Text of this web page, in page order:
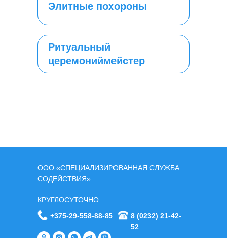
Ритуальный
церемониймейстер
Элитные похороны
ООО «СПЕЦИАЛИЗИРОВАННАЯ СЛУЖБА
СОДЕЙСТВИЯ»
КРУГЛОСУТОЧНО
+375-29-558-88-85
8 (0232) 21-42-
52